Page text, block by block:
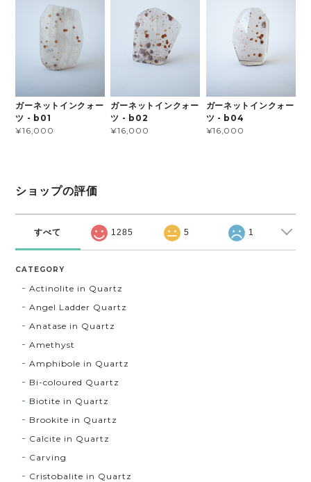
ガーネットインクォー
ツ - b01
¥16,000
ガーネットインクォー
ツ - b02
¥16,000
ガーネットインクォー
ツ - b04
¥16,000
ショップの評価
すべて 1285 5 1
CATEGORY
Actinolite in Quartz
Angel Ladder Quartz
Anatase in Quartz
Amethyst
Amphibole in Quartz
Bi-coloured Quartz
Biotite in Quartz
Brookite in Quartz
Calcite in Quartz
Carving
Cristobalite in Quartz